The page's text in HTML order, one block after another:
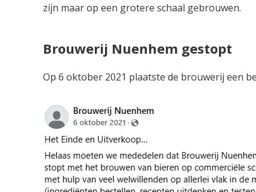
zijn maar op een grotere schaal gebrouwen.
Brouwerij Nuenhem gestopt
Op 6 oktober 2021 plaatste de brouwerij een